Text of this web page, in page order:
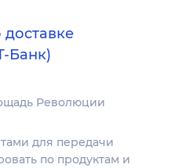
доставке
Банк)
Революции
для передачи
по продуктам и